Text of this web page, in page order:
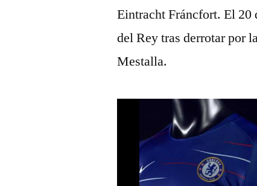
Eintracht Fráncfort. El 20
del Rey tras derrotar por
Mestalla.